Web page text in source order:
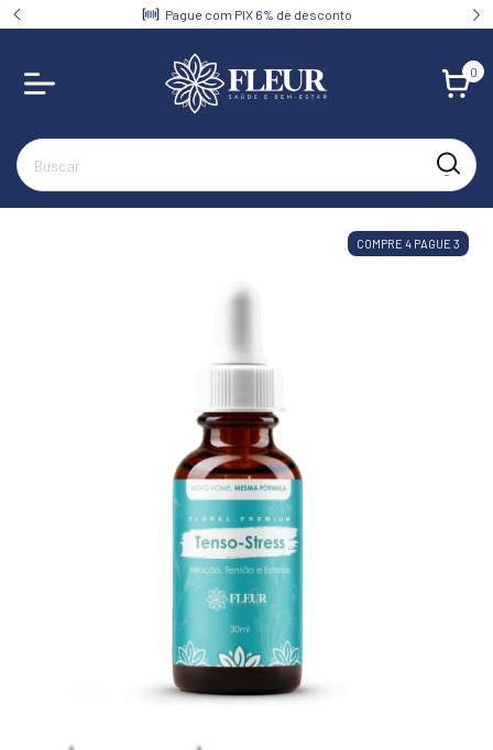
Pague com PIX 6% de desconto
0
COMPRE 4 PAGUE 3